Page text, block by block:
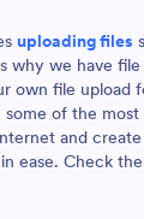
uploading files
why we have
own file upload
of the most
and
ease. Check